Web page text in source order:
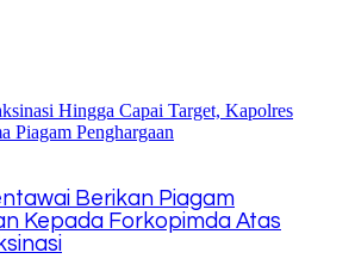
Berikan Piagam
Kepada Forkopimda Atas